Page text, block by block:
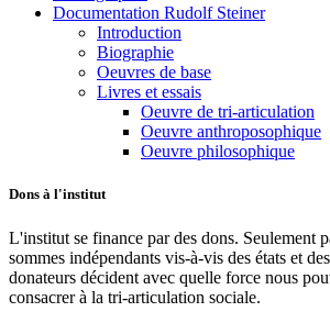
Documentation Rudolf Steiner
Introduction
Biographie
Oeuvres de base
Livres et essais
Oeuvre de tri-articulation
Oeuvre anthroposophique
Oeuvre philosophique
Dons à l'institut
L'institut se finance par des dons. Seulement
sommes indépendants vis-à-vis des états et
donateurs décident avec quelle force nous
consacrer à la tri-articulation sociale.